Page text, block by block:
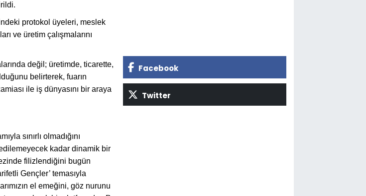
protokol üyeleri, meslek
ve üretim çalışmalarını
değil; üretimde, ticarette,
belirterek, fuarın
ile iş dünyasını bir araya
sınırlı olmadığını
kadar dinamik bir
filizlendiğini bugün
Gençler’ temasıyla
el emeğini, göz nurunu
Facebook
Twitter